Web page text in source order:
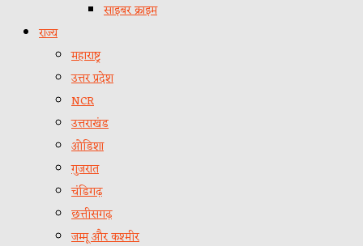
साइबर क्राइम
राज्य
महाराष्ट्र
उत्तर प्रदेश
NCR
उत्तराखंड
ओडिशा
गुजरात
चंडिगढ़
छत्तीसगढ़
जम्मू और कश्मीर